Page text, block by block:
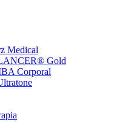
Medical
Gold
Corporal